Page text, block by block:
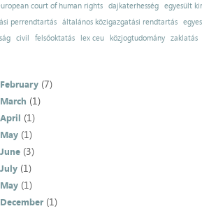
court of human rights dajkaterhesség
egyesült
perrendtartás
általános közigazgatási rendtartás
civil felsőoktatás lex ceu közjogtudomány zaklatás
(7)
(1)
(1)
(1)
(3)
(1)
(1)
(1)